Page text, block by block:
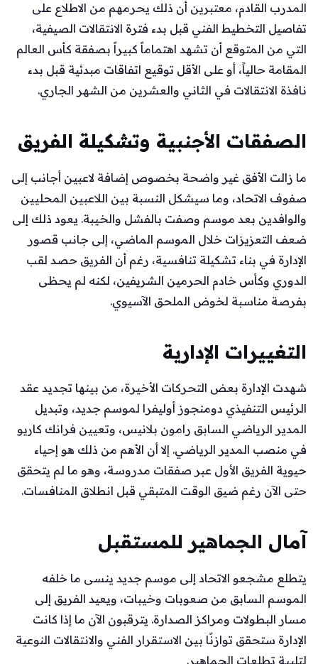
المدرب القادم، معتبرين أن ذلك يحرمهم من الاطلاع على
تفاصيل التخطيط الفني قبل بدء فترة الانتقالات الصيفية،
التي من المتوقع أن تشهد اهتماماً كبيراً بصفقة كأس العالم
المقامة حالياً، أو على الأقل توقيع اتفاقات مبدئية قبل بدء
نافذة الانتقالات في الثاني والعشرين من الشهر الجاري.
الصفقات الأجنبية وتشكيلة الفريق
ما زالت الأفق غير واضحة بخصوص إضافة لاعبين أجانب إلى
صفوف الاتحاد، وما سيشكل النسبة بين اللاعبين المحليين
والوافدين بعد موسم وصفت بالفشل والخيبة. يعود ذلك إلى
ضعف التعزيزات خلال الموسم الماضي، إلى جانب قصور
الإدارة في بناء تشكيلة تنافسية، رغم أن الفريق حصد لقب
الدوري وكأس خادم الحرمين الشريفين، لكنه لم يحظى
بفرصة مناسبة لخوض الملحق الآسيوي.
التغييرات الإدارية
شهدت الإدارة بعض التحركات الأخيرة، من بينها تجديد عقد
الرئيس التنفيذي دومنجوز أوليفرا لموسم جديد، وتبديل
المدير الرياضي السابق رامون بلانيس، وتعيين فرانك كاريو
في منصب المدير الرياضي. إلا أن الأهم من ذلك هو إحياء
حيوية الفريق الأول عبر صفقات مدروسة، وهو ما لم يتحقق
حتى الآن رغم ضيق الوقت المتبقي قبل انطلاق المنافسات.
آمال الجماهير للمستقبل
يتطلع مشجعو الاتحاد إلى موسم جديد ينسى ما خلفه
الموسم السابق من صعوبات وخيبات، ويعيد الفريق إلى
مسار البطولات ومراكز الصدارة. يترقبون الآن ما إذا كانت
الإدارة ستحقق توازنًا بين الاستقرار الفني والانتقالات النوعية
لتلبية تطلعات الجماهير.